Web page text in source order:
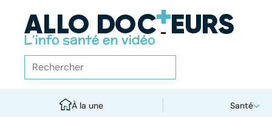
À la une Santé